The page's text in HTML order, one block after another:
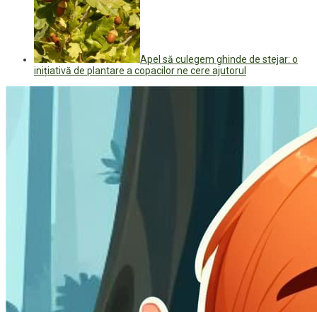
Apel să culegem ghinde de stejar: o
inițiativă de plantare a copacilor ne cere ajutorul